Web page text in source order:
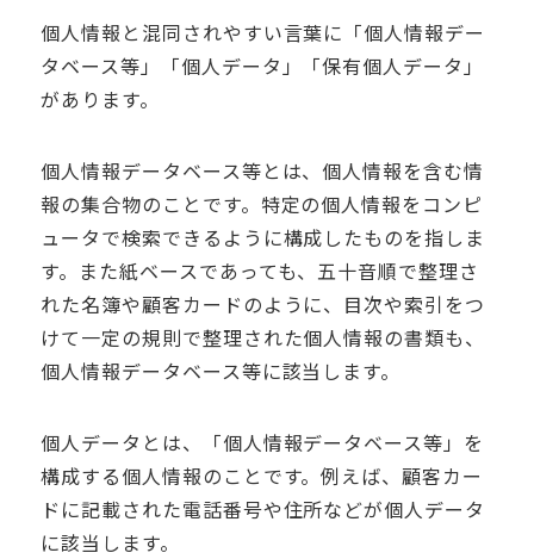
個人情報と混同されやすい言葉に「個人情報デー
タベース等」「個人データ」「保有個人データ」
があります。
個人情報データベース等とは、個人情報を含む情
報の集合物のことです。特定の個人情報をコンピ
ュータで検索できるように構成したものを指しま
す。また紙ベースであっても、五十音順で整理さ
れた名簿や顧客カードのように、目次や索引をつ
けて一定の規則で整理された個人情報の書類も、
個人情報データベース等に該当します。
個人データとは、「個人情報データベース等」を
構成する個人情報のことです。例えば、顧客カー
ドに記載された電話番号や住所などが個人データ
に該当します。